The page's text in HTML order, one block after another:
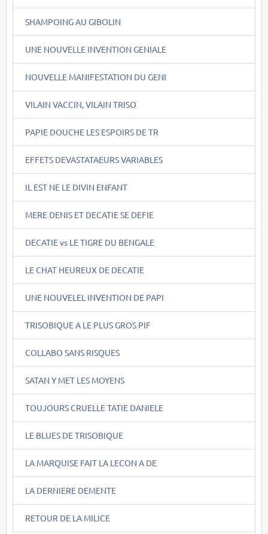
SHAMPOING AU GIBOLIN
UNE NOUVELLE INVENTION GENIALE
NOUVELLE MANIFESTATION DU GENI
VILAIN VACCIN, VILAIN TRISO
PAPIE DOUCHE LES ESPOIRS DE TR
EFFETS DEVASTATAEURS VARIABLES
IL EST NE LE DIVIN ENFANT
MERE DENIS ET DECATIE SE DEFIE
DECATIE vs LE TIGRE DU BENGALE
LE CHAT HEUREUX DE DECATIE
UNE NOUVELEL INVENTION DE PAPI
TRISOBIQUE A LE PLUS GROS PIF
COLLABO SANS RISQUES
SATAN Y MET LES MOYENS
TOUJOURS CRUELLE TATIE DANIELE
LE BLUES DE TRISOBIQUE
LA MARQUISE FAIT LA LECON A DE
LA DERNIERE DEMENTE
RETOUR DE LA MILICE